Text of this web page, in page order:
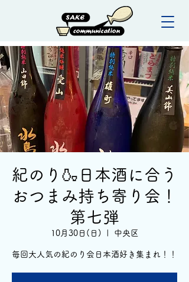
紀のり🍶日本酒に合う
おつまみ持ち寄り会！
第七弾
10月30日(日) 中央区
毎回大人気の紀のり会日本酒好き集まれ！！